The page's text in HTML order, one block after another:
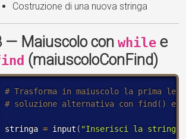
Costruzione di una nuova stringa
— Maiuscolo con while e
(maiuscoloConFind)
stringa = input ( "Inserisci la